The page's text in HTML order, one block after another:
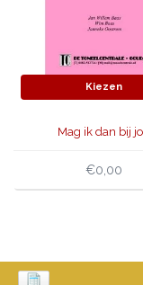
HANDBOEKEN
THEATERBOEKEN
Kiezen
Mag ik dan bij
€0,00